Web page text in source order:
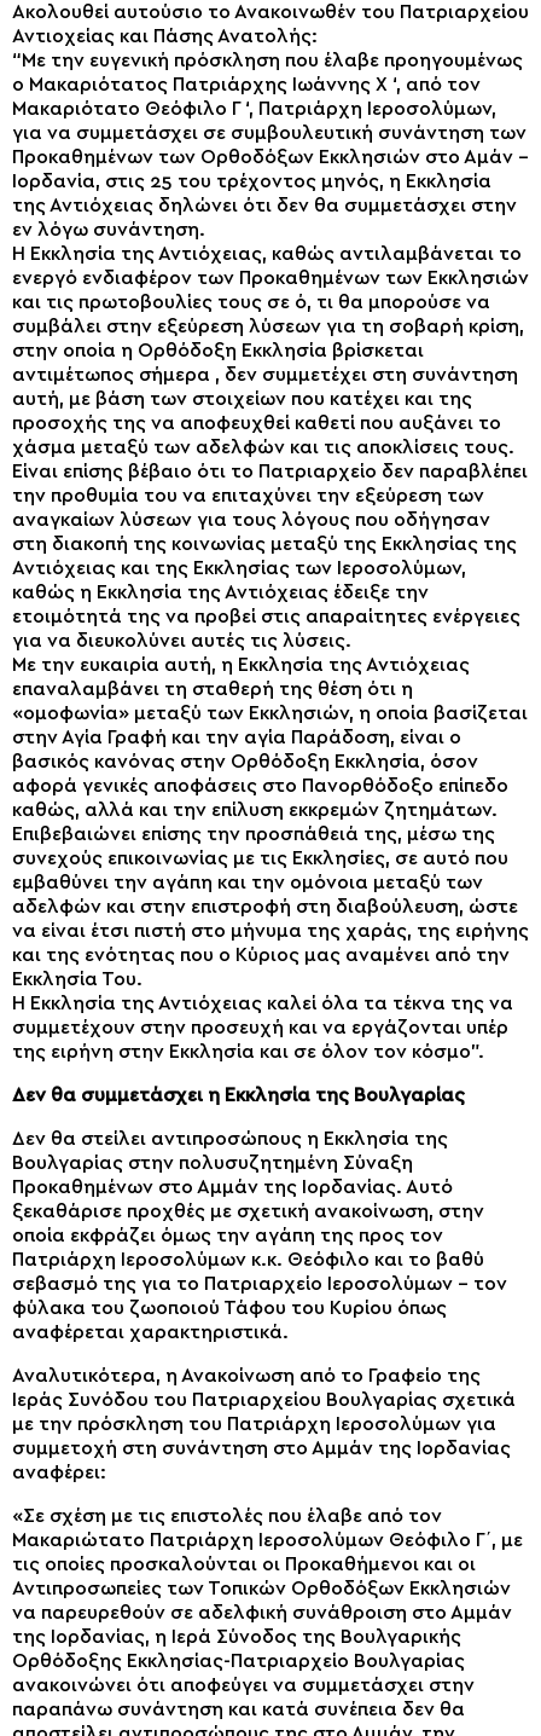
Ακολουθεί αυτούσιο το Ανακοινωθέν του Πατριαρχείου
Αντιοχείας και Πάσης Ανατολής:
“Με την ευγενική πρόσκληση που έλαβε προηγουμένως
ο Μακαριότατος Πατριάρχης Ιωάννης Χ ‘, από τον
Μακαριότατο Θεόφιλο Γ ‘, Πατριάρχη Ιεροσολύμων,
για να συμμετάσχει σε συμβουλευτική συνάντηση των
Προκαθημένων των Ορθοδόξων Εκκλησιών στο Αμάν –
Ιορδανία, στις 25 του τρέχοντος μηνός, η Εκκλησία
της Αντιόχειας δηλώνει ότι δεν θα συμμετάσχει στην
εν λόγω συνάντηση.
Η Εκκλησία της Αντιόχειας, καθώς αντιλαμβάνεται το
ενεργό ενδιαφέρον των Προκαθημένων των Εκκλησιών
και τις πρωτοβουλίες τους σε ό, τι θα μπορούσε να
συμβάλει στην εξεύρεση λύσεων για τη σοβαρή κρίση,
στην οποία η Ορθόδοξη Εκκλησία βρίσκεται
αντιμέτωπος σήμερα , δεν συμμετέχει στη συνάντηση
αυτή, με βάση των στοιχείων που κατέχει και της
προσοχής της να αποφευχθεί καθετί που αυξάνει το
χάσμα μεταξύ των αδελφών και τις αποκλίσεις τους.
Είναι επίσης βέβαιο ότι το Πατριαρχείο δεν παραβλέπει
την προθυμία του να επιταχύνει την εξεύρεση των
αναγκαίων λύσεων για τους λόγους που οδήγησαν
στη διακοπή της κοινωνίας μεταξύ της Εκκλησίας της
Αντιόχειας και της Εκκλησίας των Ιεροσολύμων,
καθώς η Εκκλησία της Αντιόχειας έδειξε την
ετοιμότητά της να προβεί στις απαραίτητες ενέργειες
για να διευκολύνει αυτές τις λύσεις.
Με την ευκαιρία αυτή, η Εκκλησία της Αντιόχειας
επαναλαμβάνει τη σταθερή της θέση ότι η
«ομοφωνία» μεταξύ των Εκκλησιών, η οποία βασίζεται
στην Αγία Γραφή και την αγία Παράδοση, είναι ο
βασικός κανόνας στην Ορθόδοξη Εκκλησία, όσον
αφορά γενικές αποφάσεις στο Πανορθόδοξο επίπεδο
καθώς, αλλά και την επίλυση εκκρεμών ζητημάτων.
Επιβεβαιώνει επίσης την προσπάθειά της, μέσω της
συνεχούς επικοινωνίας με τις Εκκλησίες, σε αυτό που
εμβαθύνει την αγάπη και την ομόνοια μεταξύ των
αδελφών και στην επιστροφή στη διαβούλευση, ώστε
να είναι έτσι πιστή στο μήνυμα της χαράς, της ειρήνης
και της ενότητας που ο Κύριος μας αναμένει από την
Εκκλησία Του.
Η Εκκλησία της Αντιόχειας καλεί όλα τα τέκνα της να
συμμετέχουν στην προσευχή και να εργάζονται υπέρ
της ειρήνη στην Εκκλησία και σε όλον τον κόσμο”.
Δεν θα συμμετάσχει η Εκκλησία της Βουλγαρίας
Δεν θα στείλει αντιπροσώπους η Εκκλησία της
Βουλγαρίας στην πολυσυζητημένη Σύναξη
Προκαθημένων στο Αμμάν της Ιορδανίας. Αυτό
ξεκαθάρισε προχθές με σχετική ανακοίνωση, στην
οποία εκφράζει όμως την αγάπη της προς τον
Πατριάρχη Ιεροσολύμων κ.κ. Θεόφιλο και το βαθύ
σεβασμό της για το Πατριαρχείο Ιεροσολύμων – τον
φύλακα του ζωοποιού Τάφου του Κυρίου όπως
αναφέρεται χαρακτηριστικά.
Αναλυτικότερα, η Ανακοίνωση από το Γραφείο της
Ιεράς Συνόδου του Πατριαρχείου Βουλγαρίας σχετικά
με την πρόσκληση του Πατριάρχη Ιεροσολύμων για
συμμετοχή στη συνάντηση στο Αμμάν της Ιορδανίας
αναφέρει:
«Σε σχέση με τις επιστολές που έλαβε από τον
Μακαριώτατο Πατριάρχη Ιεροσολύμων Θεόφιλο Γ΄, με
τις οποίες προσκαλούνται οι Προκαθήμενοι και οι
Αντιπροσωπείες των Τοπικών Ορθοδόξων Εκκλησιών
να παρευρεθούν σε αδελφική συνάθροιση στο Αμμάν
της Ιορδανίας, η Ιερά Σύνοδος της Βουλγαρικής
Ορθόδοξης Εκκλησίας-Πατριαρχείο Βουλγαρίας
ανακοινώνει ότι αποφεύγει να συμμετάσχει στην
παραπάνω συνάντηση και κατά συνέπεια δεν θα